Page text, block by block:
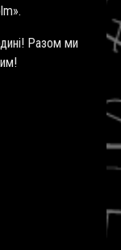
».
Разом ми